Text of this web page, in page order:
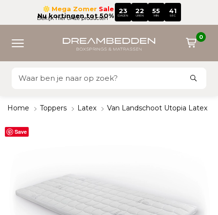
Mega Zomer Sale
Nu kortingen tot 50%
23
DAGEN
22
UREN
55
MIN
41
SEC
Bekijk hier onze producten
0
Home Toppers Latex Van Landschoot Utopia Latex
Save